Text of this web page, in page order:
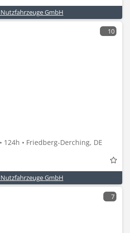
Nutzfahrzeuge GmbH
10
124h • Friedberg-Derching, DE
Nutzfahrzeuge GmbH
7